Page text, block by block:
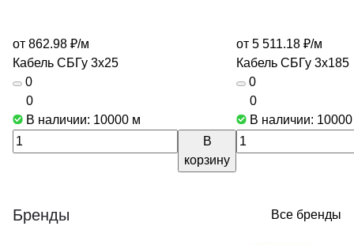
от 862.98 ₽/м
Кабель СБГу 3х25
0
0
В наличии: 10000 м
В
корзину
от 5 511.18 ₽/м
Кабель СБГу 3х185
0
0
В наличии:
Бренды Все бренды